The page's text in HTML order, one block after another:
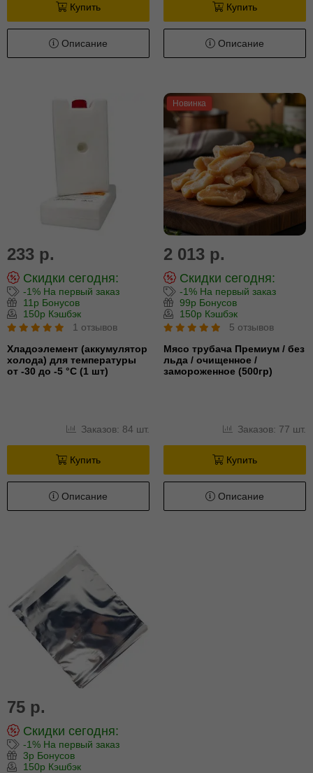
Купить
Описание
Купить
Описание
233 р.
Скидки сегодня:
-1% На первый заказ
11р Бонусов
150р Кэшбэк
1 отзывов
Хладоэлемент (аккумулятор
холода) для температуры
от -30 до -5 °С (1 шт)
Заказов: 84 шт.
Купить
Описание
Новинка
2 013 р.
Скидки сегодня:
-1% На первый заказ
99р Бонусов
150р Кэшбэк
5 отзывов
Мясо трубача Премиум / без
льда / очищенное /
замороженное (500гр)
Заказов: 77 шт.
Купить
Описание
75 р.
Скидки сегодня:
-1% На первый заказ
3р Бонусов
150р Кэшбэк